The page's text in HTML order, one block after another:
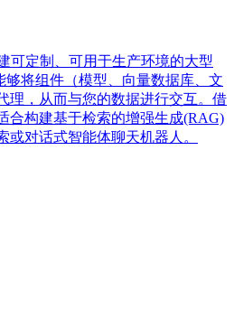
可定制、可用于生产环境的大型
将组件（模型、向量数据库、文
理，从而与您的数据进行交互。借
合构建基于检索的增强生成(RAG)
或对话式智能体聊天机器人。